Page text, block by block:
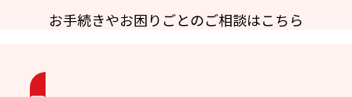
お手続きやお困りごとのご相談はこちら